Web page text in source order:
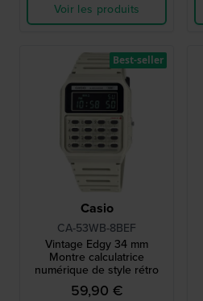
Voir les produits
Casio
CA-53WB-8BEF
Vintage Edgy 34 mm
Montre calculatrice
numérique de style rétro
59,90 €
Best-seller